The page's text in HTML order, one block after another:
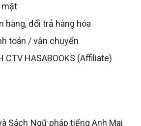
mật
hàng, đổi trả hàng hóa
toán / vận chuyển
CTV HASABOOKS (Affiliate)
Sách Ngữ pháp tiếng Anh Mai